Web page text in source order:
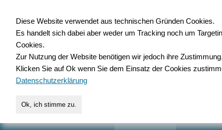
für Handwerk,
Diese Website verwendet aus technischen Gründen Cookies.
Es handelt sich dabei aber weder um Tracking noch um
Cookies.
Zur Nutzung der Website benötigen wir jedoch ihre
Klicken Sie auf Ok wenn Sie dem Einsatz der Cookies
Datenschutzerklärung
Ok, ich stimme zu.